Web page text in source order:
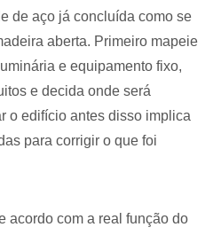
de aço já concluída como se
aberta. Primeiro mapeie
e equipamento fixo,
e decida onde será
o edifício antes disso implica
para corrigir o que foi
acordo com a real função do